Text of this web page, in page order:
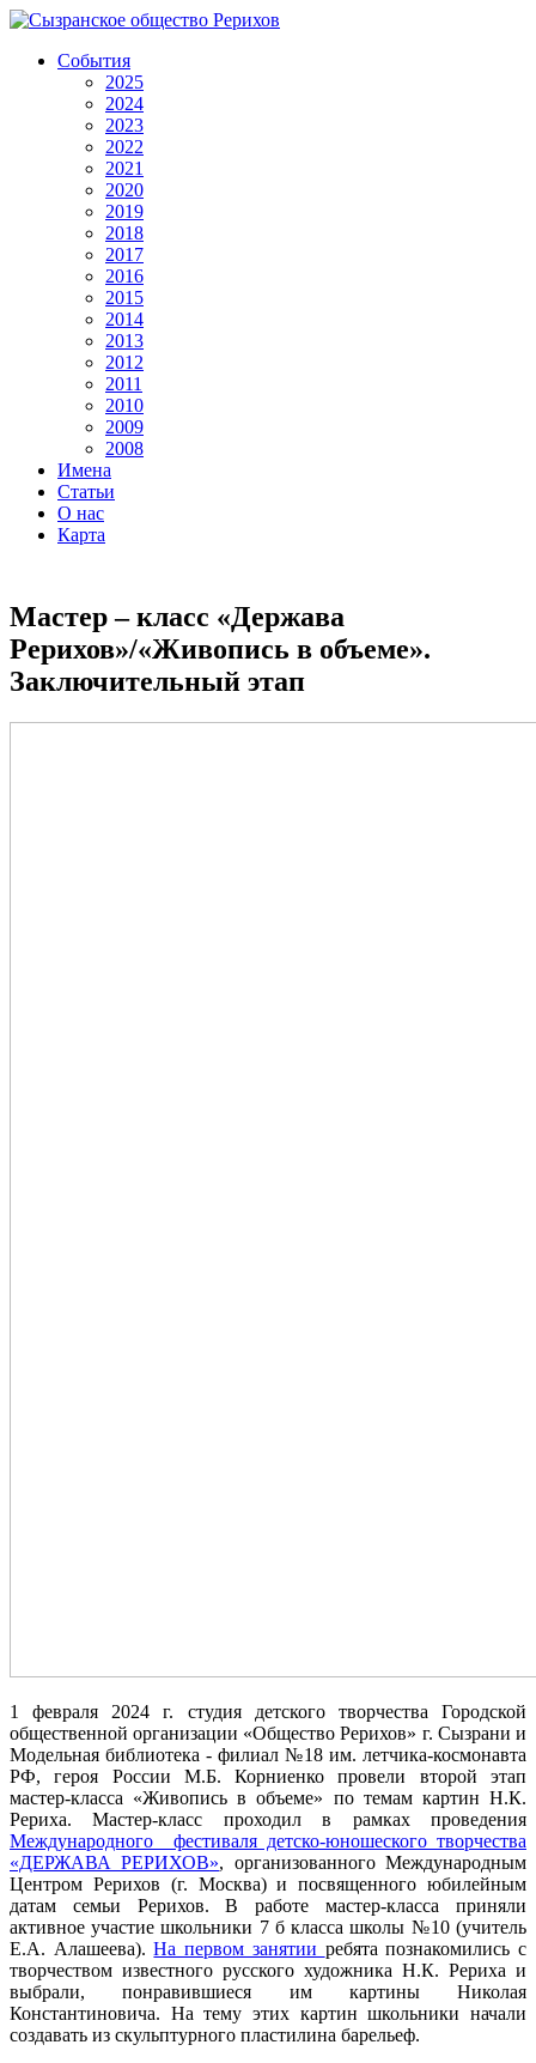
События
2025
2024
2023
2022
2021
2020
2019
2018
2017
2016
2015
2014
2013
2012
2011
2010
2009
2008
Имена
Статьи
О нас
Карта
Мастер – класс «Держава
Рерихов»/«Живопись в объеме».
Заключительный этап
1 февраля 2024 г. студия детского творчества Городской
общественной организации «Общество Рерихов» г. Сызрани и
Модельная библиотека - филиал №18 им. летчика-космонавта
РФ, героя России М.Б. Корниенко провели второй этап
мастер-класса «Живопись в объеме» по темам картин Н.К.
Рериха. Мастер-класс проходил в рамках проведения
Международного фестиваля детско-юношеского творчества
«ДЕРЖАВА РЕРИХОВ», организованного Международным
Центром Рерихов (г. Москва) и посвященного юбилейным
датам семьи Рерихов. В работе мастер-класса приняли
активное участие школьники 7 б класса школы №10 (учитель
Е.А. Алашеева).На первом занятии ребята познакомились с
творчеством известного русского художника Н.К. Рериха и
выбрали, понравившиеся им картины Николая
Константиновича. На тему этих картин школьники начали
создавать из скульптурного пластилина барельеф.